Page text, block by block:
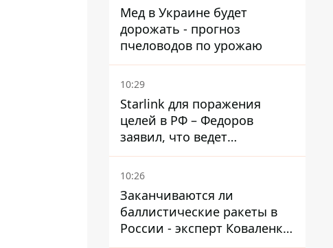
Мед в Украине будет
дорожать - прогноз
пчеловодов по урожаю
10:29
Starlink для поражения
целей в РФ – Федоров
заявил, что ведет
переговоры с Илоном
Маском
10:26
Заканчиваются ли
баллистические ракеты в
России - эксперт Коваленко
дал ответ, который вряд ли